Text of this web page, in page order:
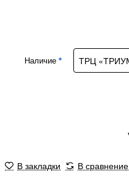
Наличие
В закладки В сравнение